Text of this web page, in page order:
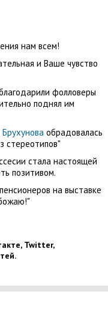
нам всем!
и Ваше чувство
фолловеры
поднял им
Брухуноваобрадовалась
стереотипов"
стала настоящей
позитивом.
на выставке
Twitter,